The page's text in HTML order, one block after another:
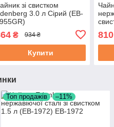
зі свистком
3.0 л Сірий (EB-
₴ 934 ₴
Купити
810
Топ продажів –11%